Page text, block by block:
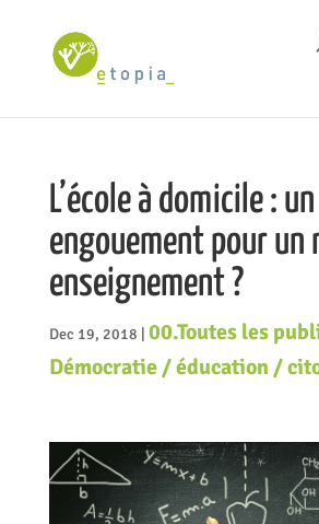
L’école à domicile : un
engouement pour un
enseignement ?
Dec 19, 2018 00.Toutes les
Démocratie / éducation /